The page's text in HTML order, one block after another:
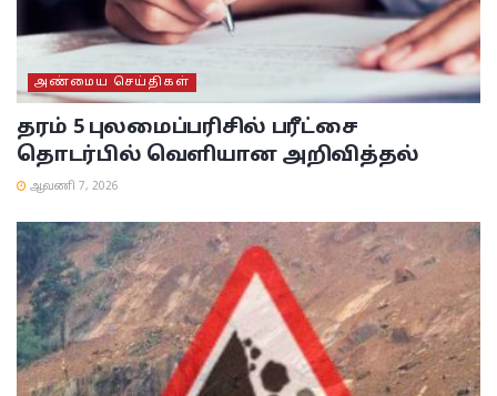
அண்மைய செய்திகள்
தரம் 5 புலமைப்பரிசில் பரீட்சை
தொடர்பில் வெளியான அறிவித்தல்
ஆவணி 7, 2026